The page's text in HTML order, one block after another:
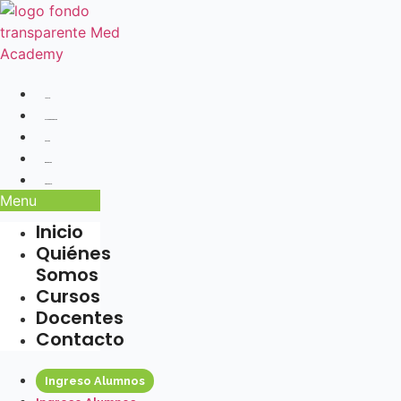
Ir
al
contenido
Menu
Inicio
Quiénes
Somos
Cursos
Docentes
Contacto
Ingreso Alumnos